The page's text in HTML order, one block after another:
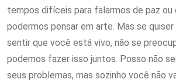
tempos difíceis para falarmos de paz ou
podermos pensar em arte. Mas se quiser
sentir que você está vivo, não se
podemos fazer isso juntos. Posso não
seus problemas, mas sozinho você não